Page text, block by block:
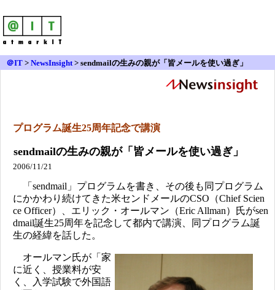
＠IT > NewsInsight> sendmailの生みの親が「皆メールを使い過ぎ」
プログラム誕生25周年記念で講演
sendmailの生みの親が「皆メールを使い過ぎ」
2006/11/21
「sendmail」プログラムを書き、その後も同プログラム
にかかわり続けてきた米センドメールのCSO（Chief Scien
ce Officer）、エリック・オールマン（Eric Allman）氏がsen
dmail誕生25周年を記念して都内で講演、同プログラム誕
生の経緯を話した。
オールマン氏が「家
に近く、授業料が安
く、入学試験で外国語